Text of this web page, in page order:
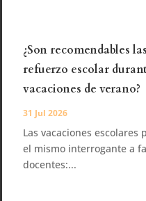
¿Son recomendables
refuerzo escolar
vacaciones de verano?
31 Jul 2026
Las vacaciones escolares
el mismo interrogante a
docentes:...